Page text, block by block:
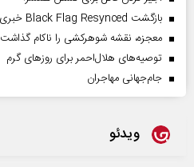
بازگشت Black Flag Resynced خبری جذاب برای دوستداران بازی
معجزه، نقشه شوهرکشی را ناکام گذاشت
توصیه‌های هلال‌احمر برای روز‌های گرم
جام‌جهانی مهاجران
ویدئو